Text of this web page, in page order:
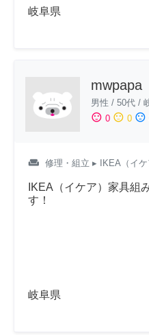
岐阜県
mwpapa
男性 / 50代/
sentiment_satisfied 0 sentiment_neutral 0 sentiment_dissatisfied
weekend 修理・組立 ▸ IKEA（イ
IKEA（イケア）家具組
す！
岐阜県